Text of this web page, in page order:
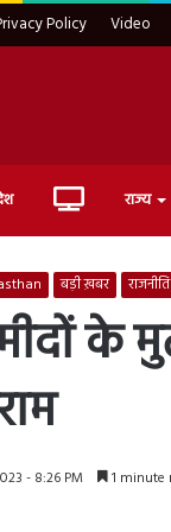
Policy Video
Live
TV
राज्य
बड़ी ख़बर राजनीति
- 8:26 PM 1 minute